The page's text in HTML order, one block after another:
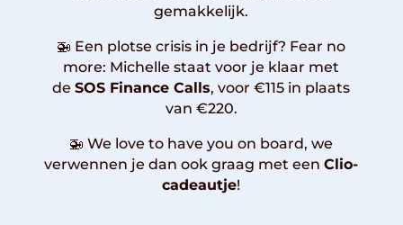
gemakkelijk.
🚁 Een plotse crisis in je bedrijf? Fear no
more: Michelle staat voor je klaar met
deSOS Finance Calls, voor €115 in plaats
van €220.
🚁 We love to have you on board, we
verwennen je dan ook graag met eenClio-
cadeautje!